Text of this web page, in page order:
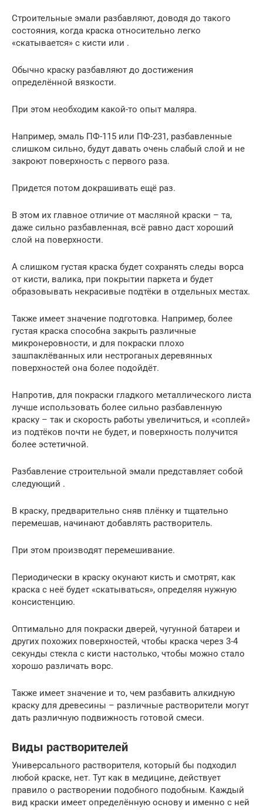
Строительные эмали разбавляют, доводя до такого
состояния, когда краска относительно легко
«скатывается» с кисти или .
Обычно краску разбавляют до достижения
определённой вязкости.
При этом необходим какой-то опыт маляра.
Например, эмаль ПФ-115 или ПФ-231, разбавленные
слишком сильно, будут давать очень слабый слой и не
закроют поверхность с первого раза.
Придется потом докрашивать ещё раз.
В этом их главное отличие от масляной краски – та,
даже сильно разбавленная, всё равно даст хороший
слой на поверхности.
А слишком густая краска будет сохранять следы ворса
от кисти, валика, при покрытии паркета и будет
образовывать некрасивые подтёки в отдельных местах.
Также имеет значение подготовка. Например, более
густая краска способна закрыть различные
микронеровности, и для покраски плохо
зашпаклёванных или нестроганых деревянных
поверхностей она более подойдёт.
Напротив, для покраски гладкого металлического листа
лучше использовать более сильно разбавленную
краску – так и скорость работы увеличиться, и «соплей»
из подтёков почти не будет, и поверхность получится
более эстетичной.
Разбавление строительной эмали представляет собой
следующий .
В краску, предварительно сняв плёнку и тщательно
перемешав, начинают добавлять растворитель.
При этом производят перемешивание.
Периодически в краску окунают кисть и смотрят, как
краска с неё будет «скатываться», определяя нужную
консистенцию.
Оптимально для покраски дверей, чугунной батареи и
других похожих поверхностей, чтобы краска через 3-4
секунды стекла с кисти настолько, чтобы можно стало
хорошо различать ворс.
Также имеет значение и то, чем разбавить алкидную
краску для древесины – различные растворители могут
дать различную подвижность готовой смеси.
Виды растворителей
Универсального растворителя, который бы подходил
любой краске, нет. Тут как в медицине, действует
правило о растворении подобного подобным. Каждый
вид краски имеет определённую основу и именно с ней